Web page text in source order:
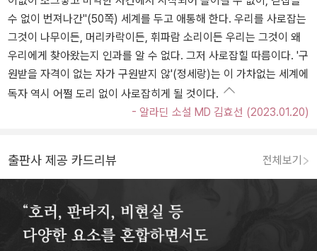
수 없이 번져나간"(50쪽) 세계를 두고 애통해 한다. 우리를 사로잡는
그것이 나무이든, 머리카락이든, 휘파람 소리이든 우리는 그것이 왜
우리에게 찾아왔는지 인과를 알 수 없다. 그저 사로잡힐 따름이다. '구
원받을 자격이 없는 자가 구원받지 않'(정세랑)는 이 가차없는 세계에
독자 역시 어쩔 도리 없이 사로잡히게 될 것이다.
- 알라딘 소설 MD 김효선 (2023.01.20)
출판사 제공 카드리뷰 전체보기